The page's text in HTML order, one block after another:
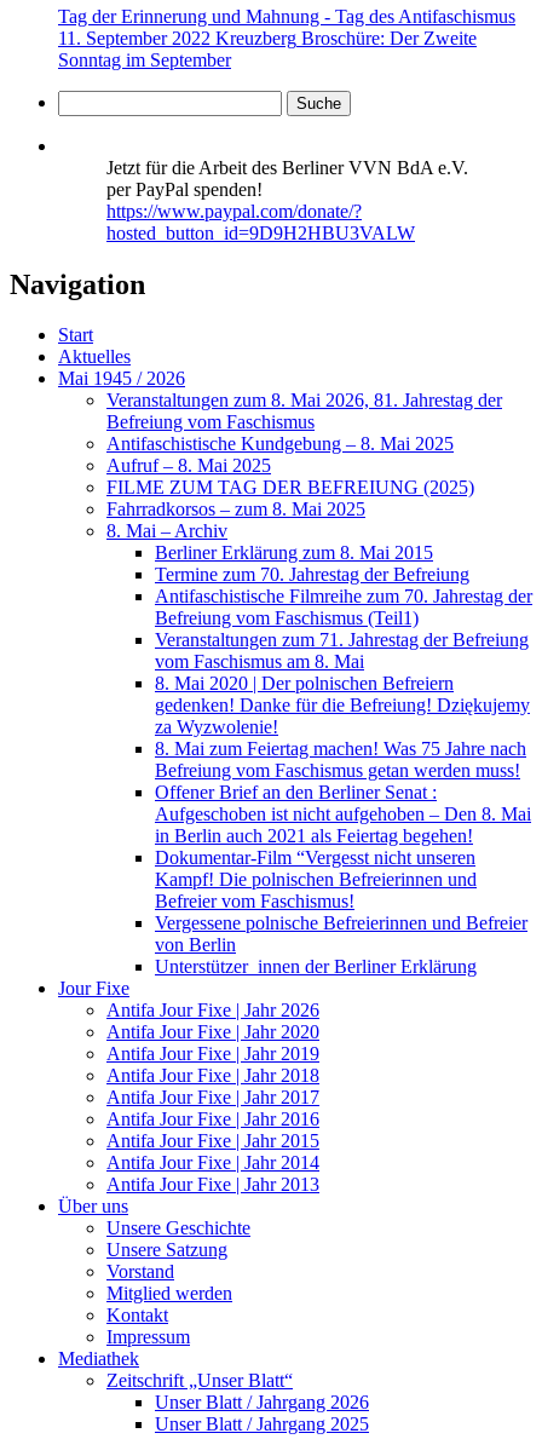
Tag der Erinnerung und Mahnung - Tag des Antifaschismus
11. September 2022 Kreuzberg Broschüre: Der Zweite
Sonntag im September
Jetzt für die Arbeit des Berliner VVN BdA e.V.
per PayPal spenden!
https://www.paypal.com/donate/?
hosted_button_id=9D9H2HBU3VALW
Navigation
Start
Aktuelles
Mai 1945 / 2026
Veranstaltungen zum 8. Mai 2026, 81. Jahrestag der
Befreiung vom Faschismus
Antifaschistische Kundgebung – 8. Mai 2025
Aufruf – 8. Mai 2025
FILME ZUM TAG DER BEFREIUNG (2025)
Fahrradkorsos – zum 8. Mai 2025
8. Mai – Archiv
Berliner Erklärung zum 8. Mai 2015
Termine zum 70. Jahrestag der Befreiung
Antifaschistische Filmreihe zum 70. Jahrestag der
Befreiung vom Faschismus (Teil1)
Veranstaltungen zum 71. Jahrestag der Befreiung
vom Faschismus am 8. Mai
8. Mai 2020 | Der polnischen Befreiern
gedenken! Danke für die Befreiung! Dziękujemy
za Wyzwolenie!
8. Mai zum Feiertag machen! Was 75 Jahre nach
Befreiung vom Faschismus getan werden muss!
Offener Brief an den Berliner Senat :
Aufgeschoben ist nicht aufgehoben – Den 8. Mai
in Berlin auch 2021 als Feiertag begehen!
Dokumentar-Film “Vergesst nicht unseren
Kampf! Die polnischen Befreierinnen und
Befreier vom Faschismus!
Vergessene polnische Befreierinnen und Befreier
von Berlin
Unterstützer_innen der Berliner Erklärung
Jour Fixe
Antifa Jour Fixe | Jahr 2026
Antifa Jour Fixe | Jahr 2020
Antifa Jour Fixe | Jahr 2019
Antifa Jour Fixe | Jahr 2018
Antifa Jour Fixe | Jahr 2017
Antifa Jour Fixe | Jahr 2016
Antifa Jour Fixe | Jahr 2015
Antifa Jour Fixe | Jahr 2014
Antifa Jour Fixe | Jahr 2013
Über uns
Unsere Geschichte
Unsere Satzung
Vorstand
Mitglied werden
Kontakt
Impressum
Mediathek
Zeitschrift „Unser Blatt“
Unser Blatt / Jahrgang 2026
Unser Blatt / Jahrgang 2025